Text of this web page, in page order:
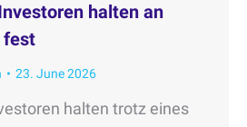
halten an
fest
23. June 2026
halten trotz eines